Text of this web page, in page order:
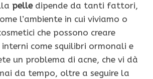
pelledipende da tanti fattori,
l’ambiente in cui viviamo o
che possono creare
come squilibri ormonali e
un problema di acne, che vi dà
da tempo, oltre a seguire la